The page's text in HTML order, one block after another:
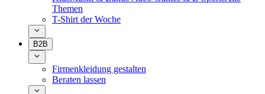
Themen
T-Shirt der Woche
B2B
Firmenkleidung gestalten
Beraten lassen